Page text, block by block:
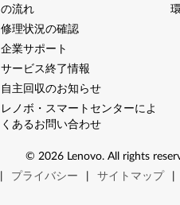
の流れ
修理状況の確認
企業サポート
サービス終了情報
自主回収のお知らせ
レノボ・スマートセンターによ
くあるお問い合わせ
© 2026 Lenovo. All rights
プライバシー サイトマップ